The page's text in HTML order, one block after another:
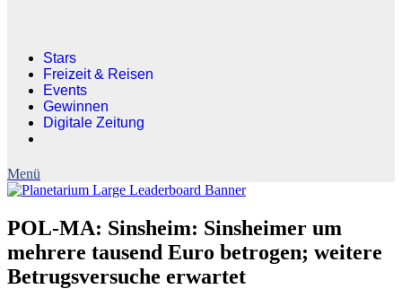
Stars
Freizeit & Reisen
Events
Gewinnen
Digitale Zeitung
POL-MA: Sinsheim: Sinsheimer um
mehrere tausend Euro betrogen; weitere
Betrugsversuche erwartet